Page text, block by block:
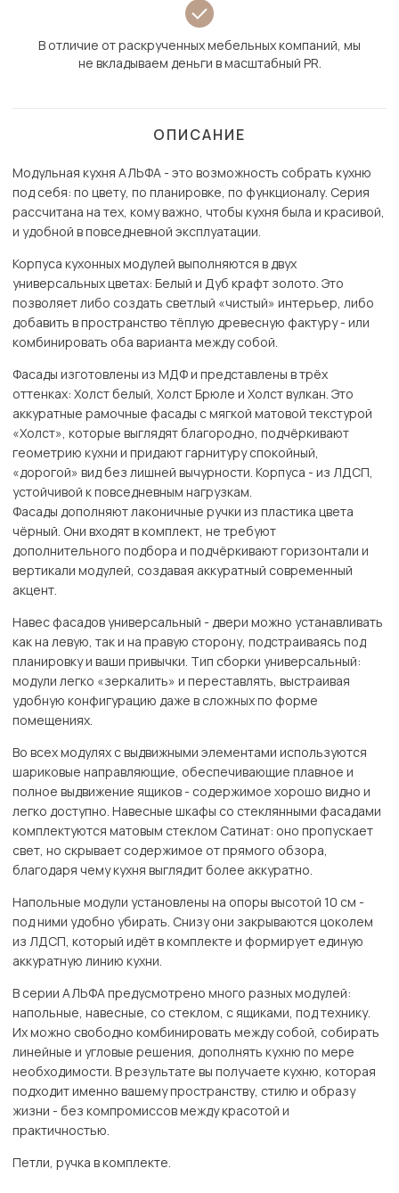
В отличие от раскрученных мебельных компаний, мы
не вкладываем деньги в масштабный PR.
ОПИСАНИЕ
Модульная кухня АЛЬФА - это возможность собрать кухню
под себя: по цвету, по планировке, по функционалу. Серия
рассчитана на тех, кому важно, чтобы кухня была и красивой,
и удобной в повседневной эксплуатации.
Корпуса кухонных модулей выполняются в двух
универсальных цветах: Белый и Дуб крафт золото. Это
позволяет либо создать светлый «чистый» интерьер, либо
добавить в пространство тёплую древесную фактуру - или
комбинировать оба варианта между собой.
Фасады изготовлены из МДФ и представлены в трёх
оттенках: Холст белый, Холст Брюле и Холст вулкан. Это
аккуратные рамочные фасады с мягкой матовой текстурой
«Холст», которые выглядят благородно, подчёркивают
геометрию кухни и придают гарнитуру спокойный,
«дорогой» вид без лишней вычурности. Корпуса - из ЛДСП,
устойчивой к повседневным нагрузкам.
Фасады дополняют лаконичные ручки из пластика цвета
чёрный. Они входят в комплект, не требуют
дополнительного подбора и подчёркивают горизонтали и
вертикали модулей, создавая аккуратный современный
акцент.
Навес фасадов универсальный - двери можно устанавливать
как на левую, так и на правую сторону, подстраиваясь под
планировку и ваши привычки. Тип сборки универсальный:
модули легко «зеркалить» и переставлять, выстраивая
удобную конфигурацию даже в сложных по форме
помещениях.
Во всех модулях с выдвижными элементами используются
шариковые направляющие, обеспечивающие плавное и
полное выдвижение ящиков - содержимое хорошо видно и
легко доступно. Навесные шкафы со стеклянными фасадами
комплектуются матовым стеклом Сатинат: оно пропускает
свет, но скрывает содержимое от прямого обзора,
благодаря чему кухня выглядит более аккуратно.
Напольные модули установлены на опоры высотой 10 см -
под ними удобно убирать. Снизу они закрываются цоколем
из ЛДСП, который идёт в комплекте и формирует единую
аккуратную линию кухни.
В серии АЛЬФА предусмотрено много разных модулей:
напольные, навесные, со стеклом, с ящиками, под технику.
Их можно свободно комбинировать между собой, собирать
линейные и угловые решения, дополнять кухню по мере
необходимости. В результате вы получаете кухню, которая
подходит именно вашему пространству, стилю и образу
жизни - без компромиссов между красотой и
практичностью.
Петли, ручка в комплекте.